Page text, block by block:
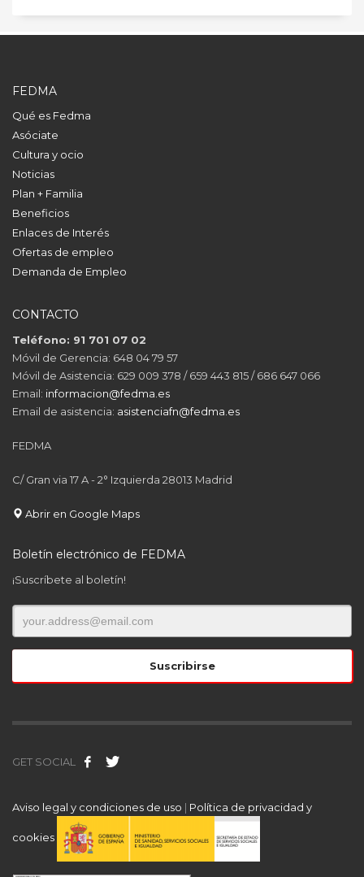
FEDMA
Qué es Fedma
Asóciate
Cultura y ocio
Noticias
Plan + Familia
Beneficios
Enlaces de Interés
Ofertas de empleo
Demanda de Empleo
CONTACTO
Teléfono: 91 701 07 02
Móvil de Gerencia: 648 04 79 57
Móvil de Asistencia: 629 009 378 / 659 443 815 / 686 647 066
Email: informacion@fedma.es
Email de asistencia: asistenciafn@fedma.es
FEDMA
C/ Gran via 17 A - 2° Izquierda 28013 Madrid
Abrir en Google Maps
Boletín electrónico de FEDMA
¡Suscríbete al boletín!
GET SOCIAL
Aviso legal y condiciones de uso | Política de privacidad y
cookies